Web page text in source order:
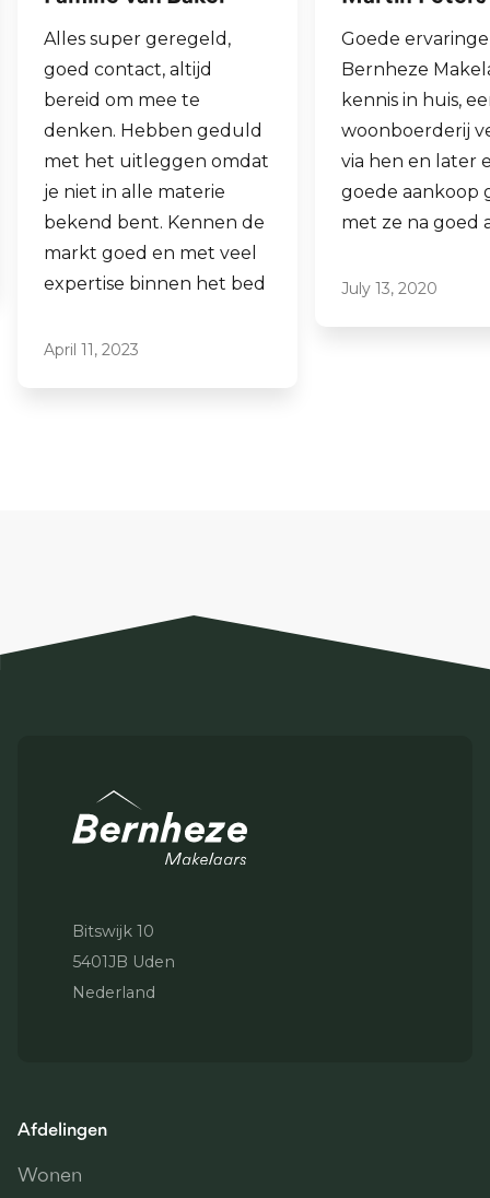
Goede ervaringen met
Bernheze Makelaars, veel
kennis in huis, eens onze
woonboerderij verkocht
via hen en later een
goede aankoop gedaan
met ze na goed advies.
July 13, 2020
Fijne makelaar.
al mijn 2e
hen laten
ook een
aankopen.
Laagdrempelig
professioneel, ik
Bitswijk 10
5401JB Uden
Nederland
Afdelingen
Wonen